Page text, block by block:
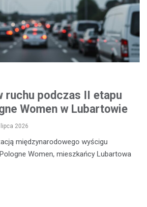
ruchu podczas II etapu
Women w Lubartowie
2026
międzynarodowego wyścigu
Women, mieszkańcy Lubartowa